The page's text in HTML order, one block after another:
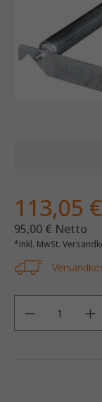
113,05
95,00 € Netto
*inkl. MwSt.